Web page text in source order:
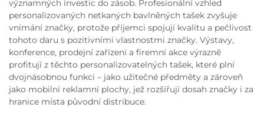
významných investic do zásob. Profesionální vzhled
personalizovaných netkaných bavlněných tašek zvyšuje
vnímání značky, protože příjemci spojují kvalitu a pečlivost
tohoto daru s pozitivními vlastnostmi značky. Výstavy,
konference, prodejní zařízení a firemní akce výrazně
profitují z těchto personalizovatelných tašek, které plní
dvojnásobnou funkci – jako užitečné předměty a zároveň
jako mobilní reklamní plochy, jež rozšiřují dosah značky i za
hranice místa původní distribuce.